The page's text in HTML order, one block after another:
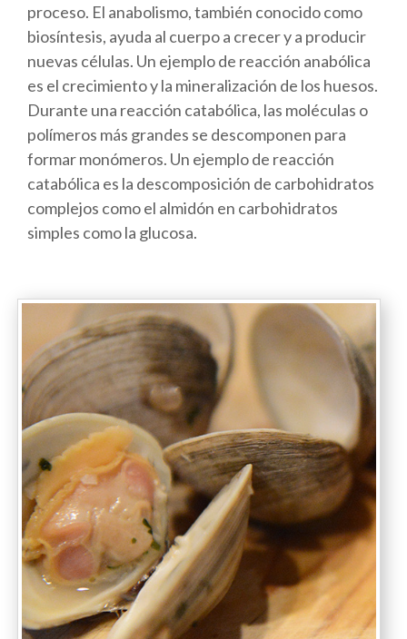
proceso. El anabolismo, también conocido como
biosíntesis, ayuda al cuerpo a crecer y a producir
nuevas células. Un ejemplo de reacción anabólica
es el crecimiento y la mineralización de los huesos.
Durante una reacción catabólica, las moléculas o
polímeros más grandes se descomponen para
formar monómeros. Un ejemplo de reacción
catabólica es la descomposición de carbohidratos
complejos como el almidón en carbohidratos
simples como la glucosa.